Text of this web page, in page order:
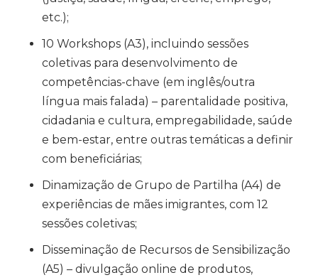
etc.);
10 Workshops (A3), incluindo sessões
coletivas para desenvolvimento de
competências-chave (em inglês/outra
língua mais falada) – parentalidade positiva,
cidadania e cultura, empregabilidade, saúde
e bem-estar, entre outras temáticas a definir
com beneficiárias;
Dinamização de Grupo de Partilha (A4) de
experiências de mães imigrantes, com 12
sessões coletivas;
Disseminação de Recursos de Sensibilização
(A5) – divulgação online de produtos,